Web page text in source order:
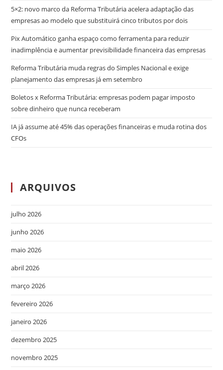
5×2: novo marco da Reforma Tributária acelera adaptação das
empresas ao modelo que substituirá cinco tributos por dois
Pix Automático ganha espaço como ferramenta para reduzir
inadimplência e aumentar previsibilidade financeira das empresas
Reforma Tributária muda regras do Simples Nacional e exige
planejamento das empresas já em setembro
Boletos x Reforma Tributária: empresas podem pagar imposto
sobre dinheiro que nunca receberam
IA já assume até 45% das operações financeiras e muda rotina dos
CFOs
ARQUIVOS
julho 2026
junho 2026
maio 2026
abril 2026
março 2026
fevereiro 2026
janeiro 2026
dezembro 2025
novembro 2025